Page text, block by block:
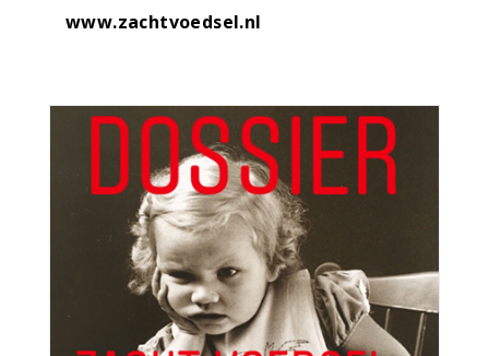
www.zachtvoedsel.nl